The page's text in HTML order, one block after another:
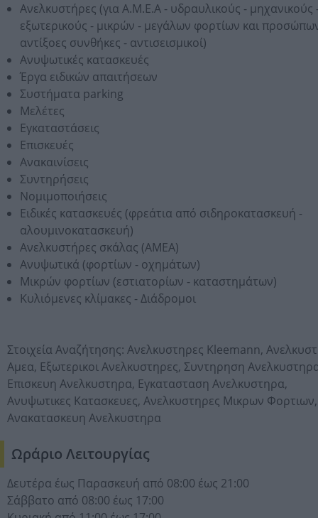
Ανελκυστήρες (για Α.Μ.Ε.Α - υδραυλικούς - μηχανικούς
εξωτερικούς - μικρών - μεγάλων φορτίων και
αντίξοες συνθήκες - αντισεισμικοί)
Ανυψωτικές κατασκευές
Έργα ειδικών απαιτήσεων
Συστήματα parking
Μελέτες
Εγκαταστάσεις
Επισκευές
Ανακαινίσεις
Συντηρήσεις
Νομιμοποιήσεις
Ειδικές κατασκευές (φρεάτια από σιδηροκατασκευή -
αλουμινοκατασκευή)
Ανελκυστήρες σκάλας (ΑΜΕΑ)
Ανυψωτικά (φορτίων - οχημάτων)
Μικρών φορτίων (εστιατορίων - καταστημάτων)
Κυλιόμενες κλίμακες - Διάδρομοι
Στοιχεία Αναζήτησης: Ανελκυστηρες Kleemann,
Αμεα, Εξωτερικοι Ανελκυστηρες, Συντηρηση
Επισκευη Ανελκυστηρα, Εγκατασταση Ανελκυστηρα,
Ανυψωτικες Κατασκευες, Ανελκυστηρες Μικρων Φορτιων,
Ανακατασκευη Ανελκυστηρα
Ωράριο Λειτουργίας
Δευτέρα έως Παρασκευή από 08:00 έως 21:00
Σάββατο από 08:00 έως 17:00